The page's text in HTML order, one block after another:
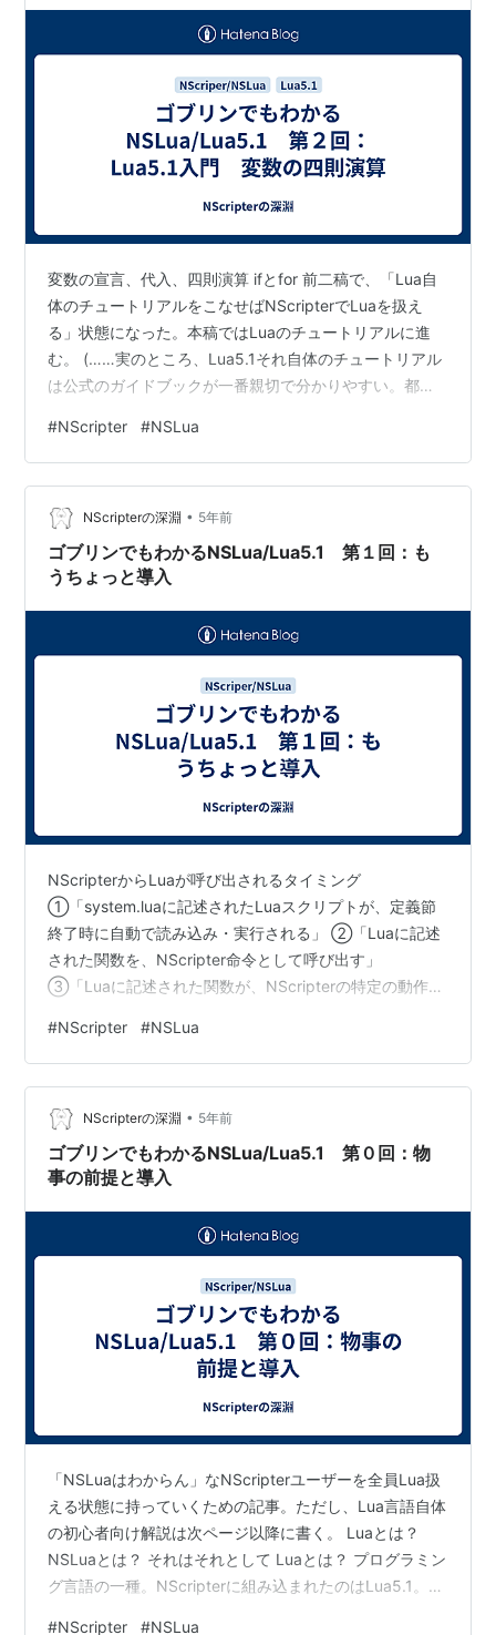
Nscripterではじめる ノベルゲー
ム制作
ストン「PSYCHO」),下地和彦,株式会
社ユニゾン
出版社/メーカー:新紀元社
発売日:2006/08/31
メディア:ペーパーバック
この商品を含むブログ (10件) を見る
NScripterエンジンを使用した主な商業＋同人作
ゲーム名 ソフトハウス
商/
同
発売日
ア
マ
EAN
月姫 半月版
人
08（夏
Liebe 〜想い
物〜
カスタムソフトウ
商
業
2000-
11-24
TYPE-MOON
同
人
12（冬
コミ）
語〜
王宮魔法劇団
同
人
2000-
Dolls
Antique 〜人
形達の館〜
TOUCHABLE
商
業
2001-
02-23
みずいろ ねこねこソフト
商
業
2001-
04-13
歌月十夜 TYPE-MOON
コミ）
銀色
銀色 ねこねこソフト
ねこねこソフト
商
2001-
同
人
10-10
TWILIGHT
あんたっちゃぶる
商
業
2001-
12-28
Melody
同
人
12-30
ボンデー
〜深窓の隷
嬢達〜
アイル
商
業
2002-
ONE2〜永遠
の約束〜
BaseSon
業
2002-
04-26
変数の宣言、代入、四則演算 ifとfor 前二稿で、「Lua自
体のチュートリアルをこなせばNScripterでLuaを扱え
る」状態になった。本稿ではLuaのチュートリアルに進
む。 (……実のところ、Lua5.1それ自体のチュートリアル
は公式のガイドブックが一番親切で分かりやすい。都道
本に抵抗がない人はもうこのページ閉じて地元の図書館
に取り寄せ予約を出す方がよい。) それはそれとして、ま
ずは「NScripterの延長で理解できる変数定義／四則演
算」から。 変数の宣言、代入、四則演算 ～以下、
system.lua内に記述されている前提～ --「--…
#NScripter #NSLua
NScripterの深淵 • 5年前
ゴブリンでもわかるNSLua/Lua5.1 第１回：も
うちょっと導入
NScripterからLuaが呼び出されるタイミング
①「system.luaに記述されたLuaスクリプトが、定義節
終了時に自動で読み込み・実行される」 ②「Luaに記述
された関数を、NScripter命令として呼び出す」
③「Luaに記述された関数が、NScripterの特定の動作に
からLuaが呼び出されるタイミング 大別して３種類あ
る。 Lua言語それ自体についてのチュートリアル以前
に、「いつ呼び出される／呼び出せるのか」という前提
を確認しておく。 ①「system.luaに記述されたLuaスク
リプトが、定義節終了時に自動で読…
#NScripter #NSLua
NScripterの深淵 • 5年前
ゴブリンでもわかるNSLua/Lua5.1 第０回：物
事の前提と導入
「NSLuaはわからん」なNScripterユーザーを全員Lua扱
える状態に持っていくための記事。ただし、Lua言語自体
の初心者向け解説は次ページ以降に書く。 Luaとは？
NSLuaとは？ それはそれとして Luaとは？ プログラミン
グ言語の一種。NScripterに組み込まれたのはLua5.1。
#NScripter #NSLua